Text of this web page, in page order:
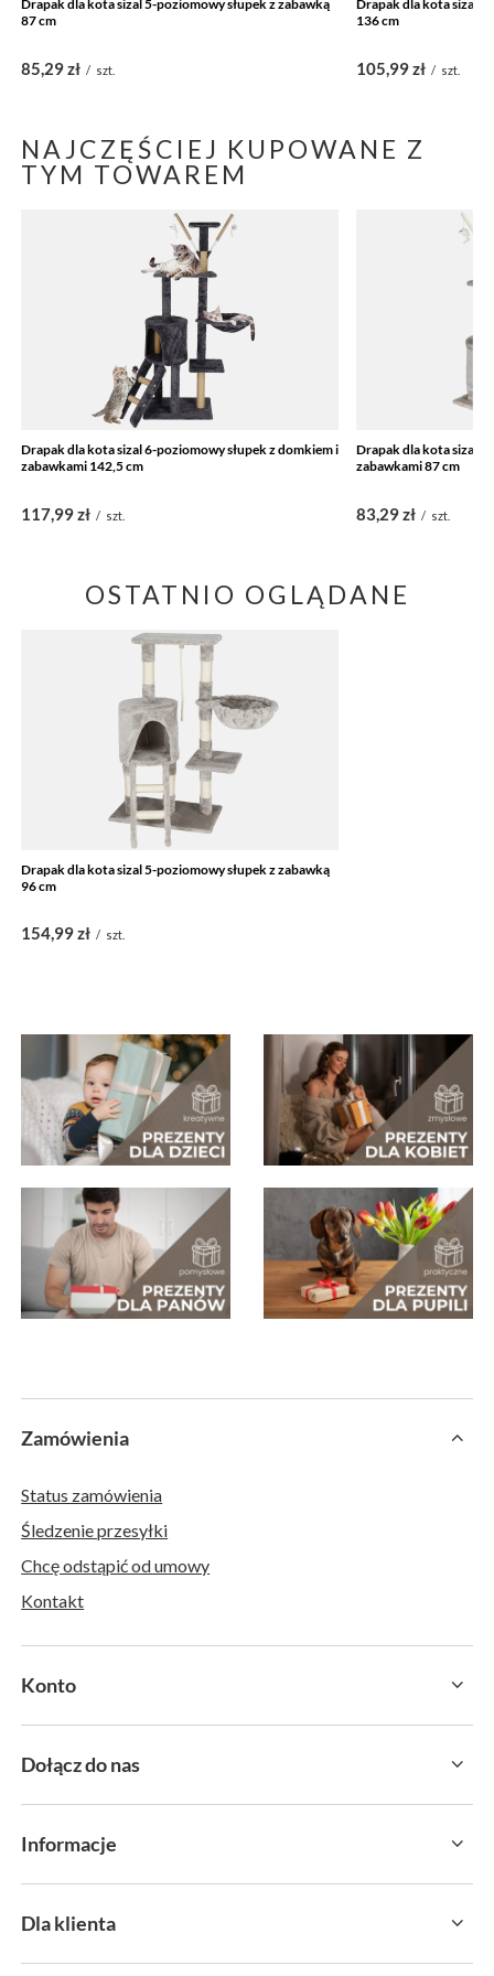
Drapak dla kota sizal 5-poziomowy słupek z zabawką
87 cm
85,29 zł / szt.
Drapak dla kota sizal
136 cm
105,99 zł / szt.
NAJCZĘŚCIEJ KUPOWANE Z
TYM TOWAREM
Drapak dla kota sizal 6-poziomowy słupek z domkiem i
zabawkami 142,5 cm
117,99 zł / szt.
Drapak dla kota sizal
zabawkami 87 cm
83,29 zł / szt.
OSTATNIO OGLĄDANE
Drapak dla kota sizal 5-poziomowy słupek z zabawką
96 cm
154,99 zł / szt.
Zamówienia
Status zamówienia
Śledzenie przesyłki
Chcę odstąpić od umowy
Kontakt
Konto
Dołącz do nas
Informacje
Dla klienta